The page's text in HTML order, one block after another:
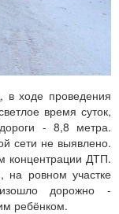
в ходе проведения
время суток,
- 8,8 метра.
сети не выявлено.
концентрации ДТП.
на ровном участке
дорожно -
ребёнком.